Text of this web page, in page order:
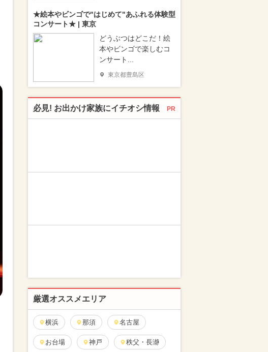
★絵本やビンゴで"はじめて"あふれる体験型
コンサート★ | 東京
どうぶつはどこだ！絵
本やビンゴで楽しむコ
ンサート...
東京都豊島区
必見! お出かけ家族にイチオシ情報 PR
厳選オススメエリア
横浜 那須 名古屋
お台場 神戸 秩父・長瀞